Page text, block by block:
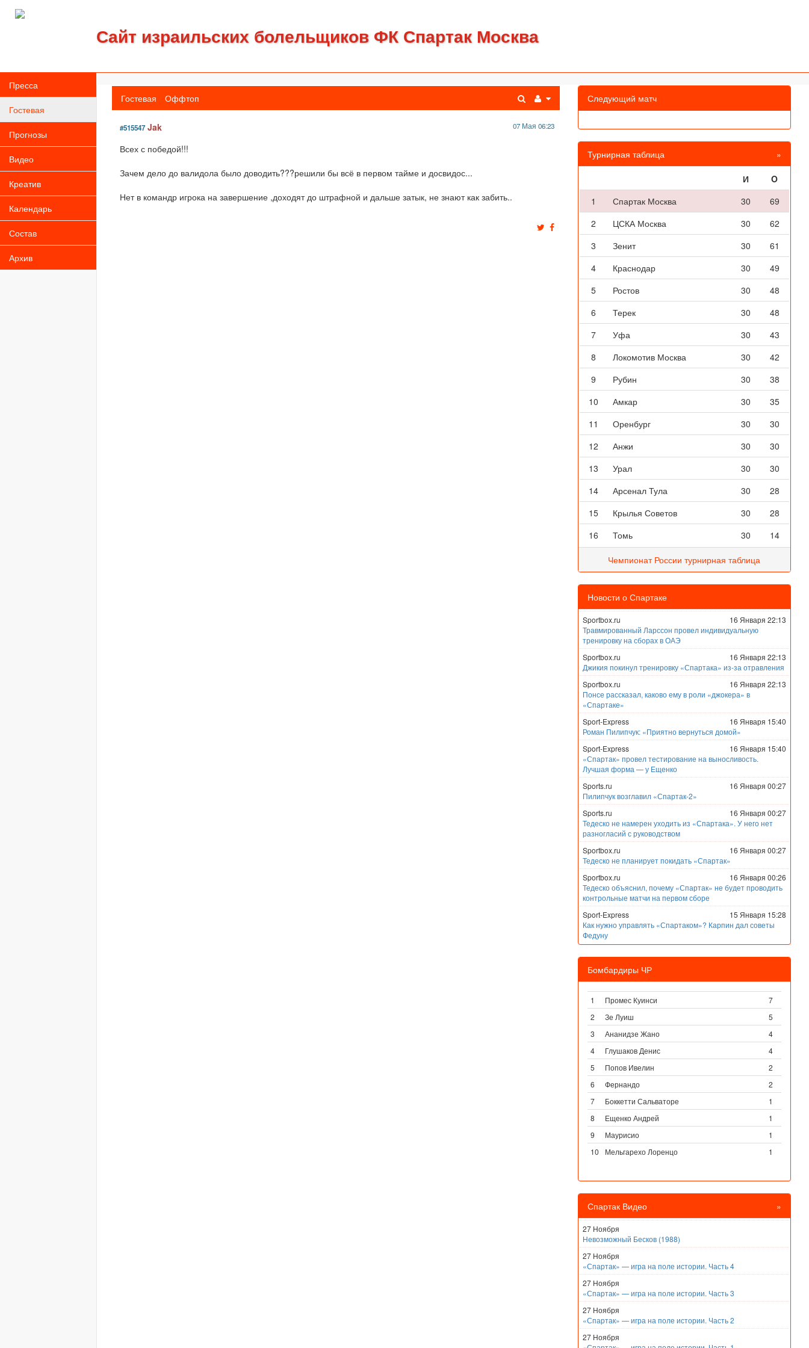
Сайт израильских болельщиков ФК Спартак Москва
Пресса
Гостевая
Прогнозы
Видео
Креатив
Календарь
Состав
Архив
Гостевая Оффтоп
#515547 Jak 07 Мая 06:23
Всех с победой!!!
Зачем дело до валидола было доводить???решили бы всё в первом тайме и досвидос...
Нет в командр игрока на завершение ,доходят до штрафной и дальше затык, не знают как забить..
Следующий матч
Турнирная таблица »
И
O
1
Спартак Москва 30
69
2
ЦСКА Москва 30
62
3
Зенит 30
61
4
Краснодар 30
49
5
Ростов 30
48
6
Терек 30
48
7
Уфа 30
43
8
Локомотив Москва 30
42
9
Рубин 30
38
10
Амкар 30
35
11
Оренбург 30
30
12
Анжи 30
30
13
Урал 30
30
14
Арсенал Тула 30
28
15
Крылья Советов 30
28
16
Томь 30 14
Чемпионат России турнирная таблица
Новости о Спартаке
Sportbox.ru
16 Января 22:13
Травмированный Ларссон провел индивидуальную
тренировку на сборах в ОАЭ
Sportbox.ru
16 Января 22:13
Джикия покинул тренировку «Спартака» из-за отравления
Sportbox.ru
16 Января 22:13
Понсе рассказал, каково ему в роли «джокера» в
«Спартаке»
Sport-Express
16 Января 15:40
Роман Пилипчук: «Приятно вернуться домой»
Sport-Express
16 Января 15:40
«Спартак» провел тестирование на выносливость.
Лучшая форма — у Ещенко
Sports.ru
16 Января 00:27
Пилипчук возглавил «Спартак-2»
Sports.ru
16 Января 00:27
Тедеско не намерен уходить из «Спартака». У него нет
разногласий с руководством
Sportbox.ru
16 Января 00:27
Тедеско не планирует покидать «Спартак»
Sportbox.ru
16 Января 00:26
Тедеско объяснил, почему «Спартак» не будет проводить
контрольные матчи на первом сборе
Sport-Express
15 Января 15:28
Как нужно управлять «Спартаком»? Карпин дал советы
Федуну
Бомбардиры ЧР
1 Промес Куинси
7
2
Зе Луиш
5
3
Ананидзе Жано
4
4
Глушаков Денис
4
5
Попов Ивелин
2
6
Фернандо
2
7
Боккетти Сальваторе
1
8
Ещенко Андрей
1
9
Маурисио
1
10
Мельгарехо Лоренцо 1
Спартак Видео »
27 Ноября
Невозможный Бесков (1988)
27 Ноября
«Спартак» — игра на поле истории. Часть 4
27 Ноября
«Спартак» — игра на поле истории. Часть 3
27 Ноября
«Спартак» — игра на поле истории. Часть 2
27 Ноября